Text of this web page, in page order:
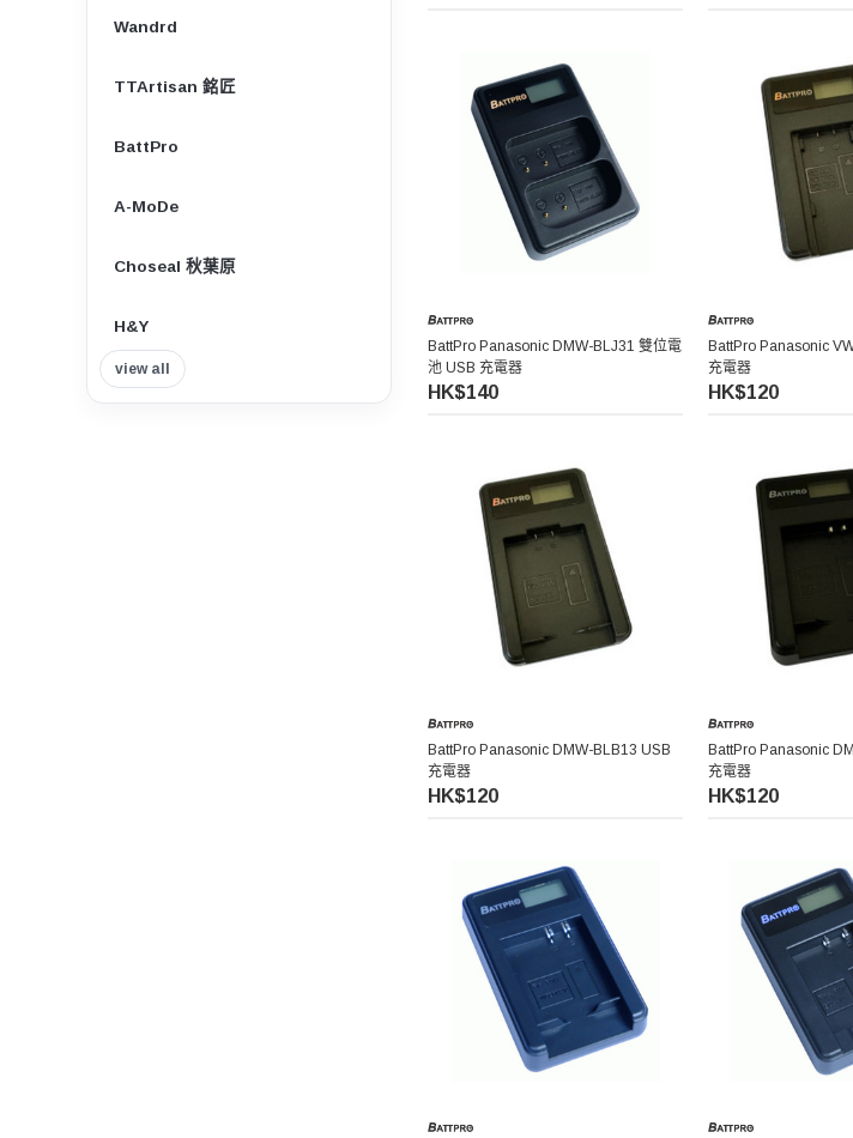
Wandrd
TTArtisan 銘匠
BattPro
A-MoDe
Choseal 秋葉原
H&Y
Insta360
view all
BattPro Panasonic DMW-BLJ31 雙位電
池 USB 充電器
HK$140
BattPro Panasonic
充電器
HK$120
BattPro Panasonic DMW-BLB13 USB
充電器
HK$120
BattPro Panasonic
充電器
HK$120